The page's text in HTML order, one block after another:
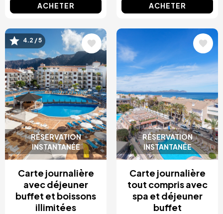
ACHETER ACHETER
RÉSERVATION
INSTANTANÉE
Image
4.2 / 5
Carte journalière
avec déjeuner
buffet et boissons
illimitées
RÉSERVATION
INSTANTANÉE
Image
Carte journalière
tout compris avec
spa et déjeuner
buffet